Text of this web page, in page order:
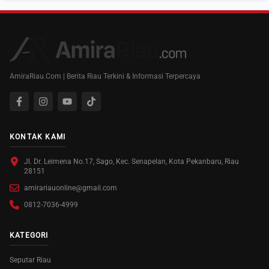
AmiraRiau.Com | Berita Riau Terkini & Informasi Terpercaya
KONTAK KAMI
Jl. Dr. Leimena No.17, Sago, Kec. Senapelan, Kota Pekanbaru, Riau
28151
amirariauonline@gmail.com
0812-7036-4999
KATEGORI
Seputar Riau